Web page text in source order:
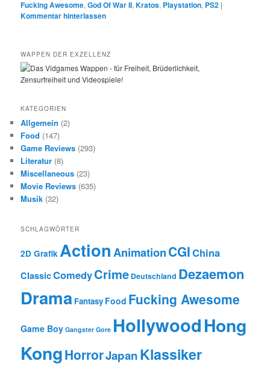
Fucking Awesome,God Of War II,Kratos, Playstation, PS2 |
Kommentar hinterlassen
WAPPEN DER EXZELLENZ
KATEGORIEN
Allgemein (2)
Food (147)
Game Reviews (293)
Literatur (8)
Miscellaneous (23)
Movie Reviews (635)
Musik (32)
SCHLAGWÖRTER
2D Grafik ActionAnimationCGIChina
ClassicComedyCrime Deutschland Dezaemon
Drama Fantasy Food Fucking Awesome
Game Boy Gangster Gore HollywoodHong
KongHorrorJapanKlassiker